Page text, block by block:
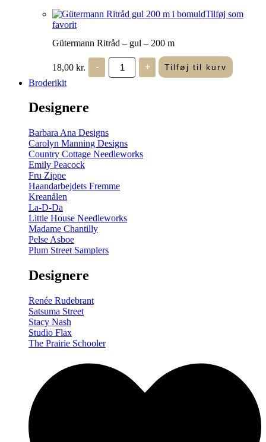
Tilføj som
favorit
Gütermann Ritråd – gul – 200 m
18,00 kr. -
Gütermann
Ritråd
-
+ Tilføj til kurv
Broderikit
Designere
Barbara Ana Designs
Carolyn Manning Designs
Country Cottage Needleworks
Emily Peacock
Fru Zippe
Haandarbejdets Fremme
Kreanålen
La-D-Da
Little House Needleworks
Madame Chantilly
Pelse Asboe
Plum Street Samplers
Designere
Renée Rudebrant
Satsuma Street
Stacy Nash
Studio Flax
The Prairie Schooler